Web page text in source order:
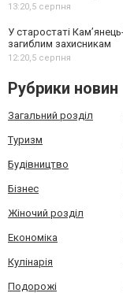
13:20,5 серпня
У старостаті
загиблим захисникам
12:20,5 серпня
Рубрики новин
Загальний розділ
Туризм
Будівництво
Бізнес
Жіночий розділ
Економіка
Кулінарія
Подорожі